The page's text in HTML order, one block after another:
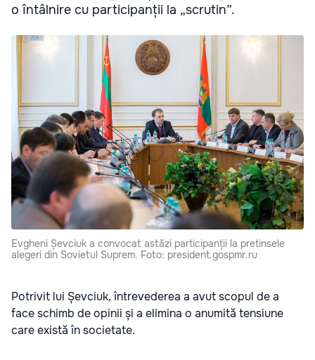
o întâlnire cu participanții la „scrutin”.
Evgheni Șevciuk a convocat astăzi participanții la pretinsele
alegeri din Sovietul Suprem. Foto: president.gospmr.ru
Potrivit lui Șevciuk, întrevederea a avut scopul de a
face schimb de opinii și a elimina o anumită tensiune
care există în societate.